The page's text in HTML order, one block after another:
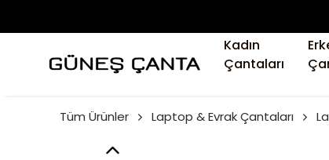
Kadın
Çantaları
Tüm Ürünler Laptop & Evrak Çantaları